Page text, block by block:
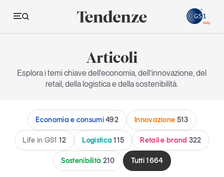
Tendenze
Innovazione
Logistica
Retail e brand
Sostenibilità
Articoli
Esplora i temi chiave dell'economia, dell'innovazione, del
retail, della logistica e della sostenibilità.
Economia e consumi492 Innovazione 513
Life in GS1 12 Logistica115 Retail e brand 322
Sostenibilità 210 Tutti1664